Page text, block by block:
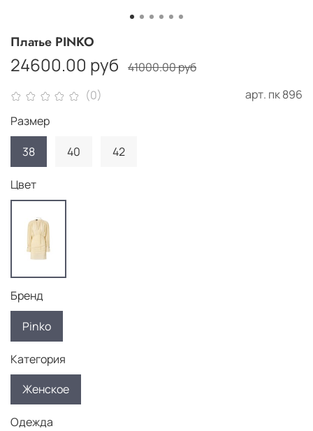
(0) арт. пк 896
Платье PINKO
24600.00 руб 41000.00 руб
Размер
38
40 42
Цвет
Бренд
Pinko
Категория
Женское
Одежда